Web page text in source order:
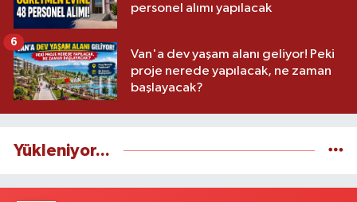
personel alımı yapılacak
Van'a dev yaşam alanı geliyor! Peki
proje nerede yapılacak, ne zaman
başlayacak?
6
Yükleniyor...